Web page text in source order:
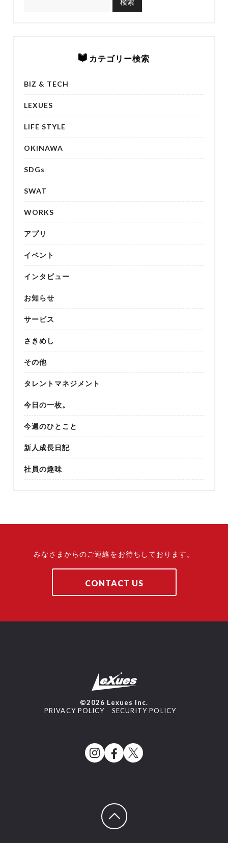
カテゴリー検索
BIZ & TECH
LEXUES
LIFE STYLE
OKINAWA
SDGs
SWAT
WORKS
アプリ
イベント
インタビュー
お知らせ
サービス
さきめし
その他
タレントマネジメント
今日の一枚。
今週のひとこと
新人成長日記
社員の趣味
みなさまからのご連絡をお待ちしております。
CONTACT US
©2026 Lexues Inc.
PRIVACY POLICY
SECURITY POLICY
ページトップへ戻る